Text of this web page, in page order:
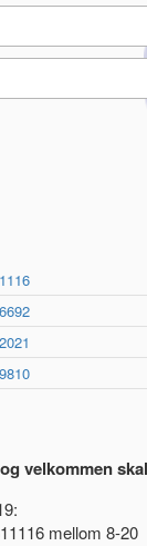
velkommen
mellom 8-20